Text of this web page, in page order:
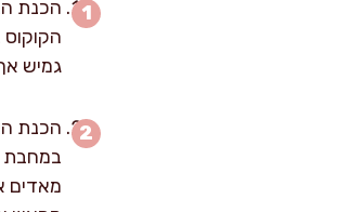
הכנת
גמיש אך
הכנת
במחבת